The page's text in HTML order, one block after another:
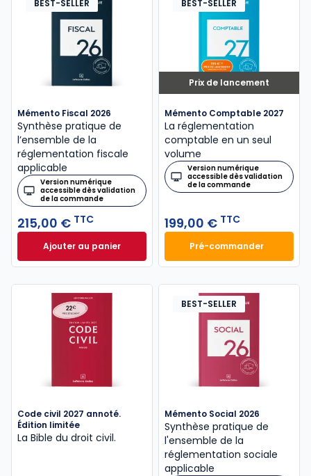
BEST-SELLER
Mémento Fiscal 2026
Synthèse pratique de
l’ensemble de la
réglementation fiscale
applicable
Version numérique
accessible dès validation
de la commande
215,00 € TTC
Ajouter au panierMémento Fiscal 2026 à 215,00 € TTC
Prix de lancement
BEST-SELLER
Mémento Comptable 2027
La réglementation
comptable en un seul
volume
Version numérique
accessible dès validation
de la commande
199,00 € TTC
Pré-commander
Mémento
Code civil 2027 annoté.
Édition limitée
La Bible du droit civil.
BEST-SELLER
Mémento Social 2026
Synthèse pratique de
l'ensemble de la
réglementation sociale
applicable